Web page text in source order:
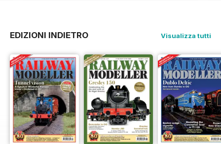
EDIZIONI INDIETRO Visualizza tutti